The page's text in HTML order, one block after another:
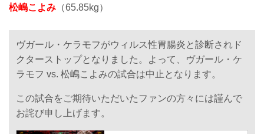
松嶋こよみ （65.85kg）
ヴガール・ケラモフがウィルス性胃腸炎と診断されド
クターストップとなりました。よって、ヴガール・ケ
ラモフ vs. 松嶋こよみの試合は中止となります。
この試合をご期待いただいたファンの方々には謹んで
お詫び申し上げます。